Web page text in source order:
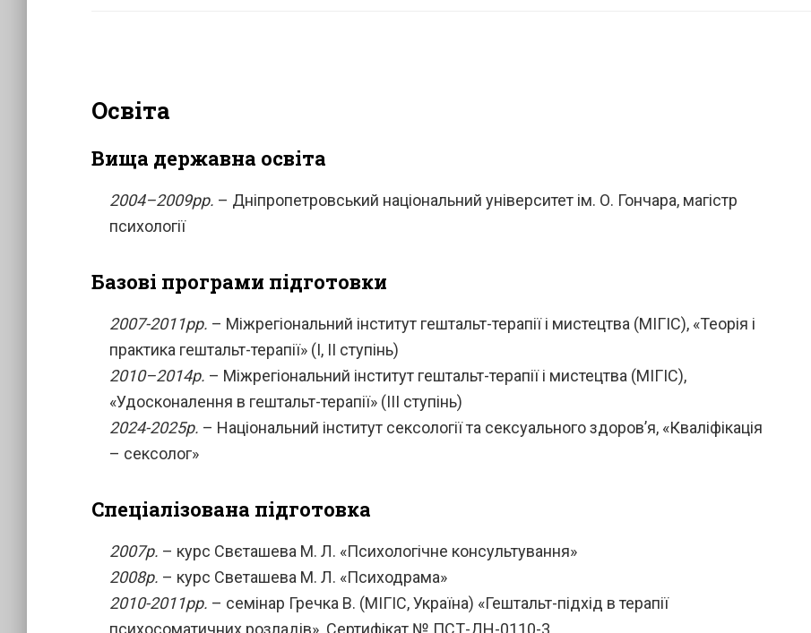
Освіта
Вища державна освіта
2004–2009рр. – Дніпропетровський національний університет ім. О. Гончара, магістр
психології
Базові програми підготовки
2007-2011рр. – Міжрегіональний інститут гештальт-терапії і мистецтва (МІГІС), «Теорія і
практика гештальт-терапії» (I, II ступінь)
2010–2014р. – Міжрегіональний інститут гештальт-терапії і мистецтва (МІГІС),
«Удосконалення в гештальт-терапії» (III ступінь)
2024-2025р. – Національний інститут сексології та сексуального здоров’я, «Кваліфікація
– сексолог»
Спеціалізована підготовка
2007р. – курс Свєташева М. Л. «Психологічне консультування»
2008р. – курс Светашева М. Л. «Психодрама»
2010-2011рр. – семінар Гречка В. (МІГІС, Україна) «Гештальт-підхід в терапії
психосоматичних розладів». Сертифікат № ПСТ-ДН-0110-3